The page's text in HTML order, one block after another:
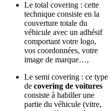
Le total covering : cette
technique consiste en la
couverture totale du
véhicule avec un adhésif
comportant votre logo,
vos coordonnées, votre
image de marque…,
Le semi covering : ce type
de covering de voitures
consiste à habiller une
partie du véhicule (vitre,